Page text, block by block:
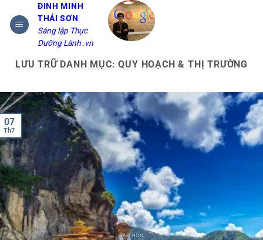
qua
ĐINH MINH
THÁI SƠN
Sáng lập Thực
Dưỡng Lành .vn
LƯU TRỮ DANH MỤC:QUY HOẠCH & THỊ TRƯỜNG
TÂM HỒN
07
Th7